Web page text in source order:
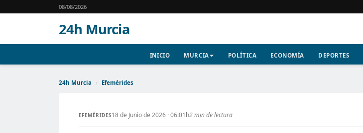
08/08/2026
24h Murcia
INICIO MURCIA POLÍTICA ECONOMÍA DEPORTES
24h Murcia › Efemérides
EFEMÉRIDES18 de Junio de 2026 · 06:01h2 min de lectura